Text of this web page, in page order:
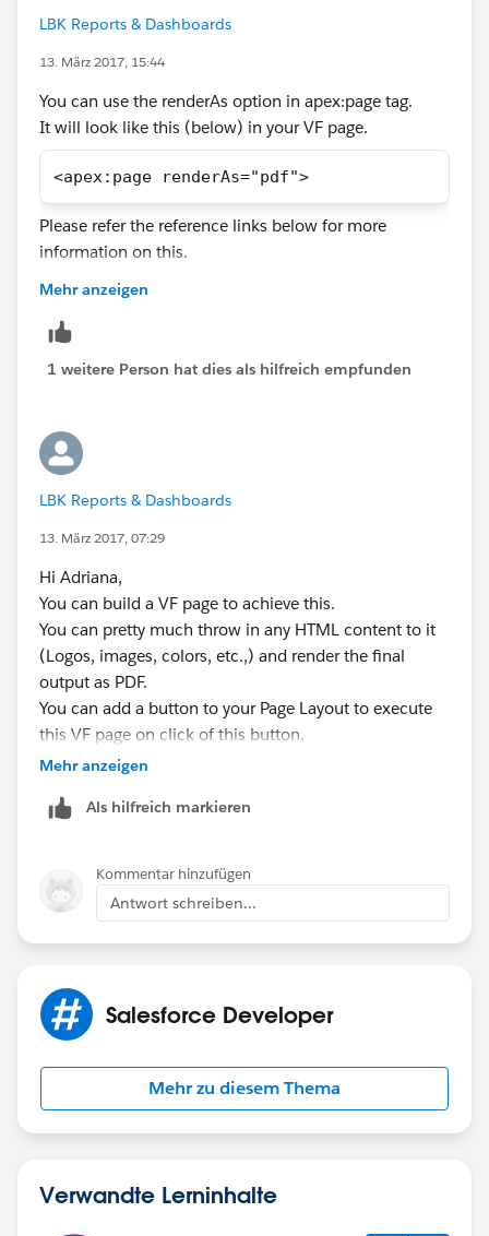
LBK Reports & Dashboards
13. März 2017, 15:44
You can use the renderAs option in apex:page tag.
It will look like this (below) in your VF page.
<apex:page renderAs="pdf">
Please refer the reference links below for more
information on this.
id=000004706&type=1
https://developer.salesforce.com/docs/atlas.en-
Mehr anzeigen
1 weitere Person hat dies als hilfreich empfunden
LBK Reports & Dashboards
13. März 2017, 07:29
Hi Adriana,
You can build a VF page to achieve this.
You can pretty much throw in any HTML content to it
(Logos, images, colors, etc.,) and render the final
output as PDF.
You can add a button to your Page Layout to execute
this VF page on click of this button.
Let me know if you need any more information.
Mehr anzeigen
Als hilfreich markieren
Kommentar hinzufügen
Antwort schreiben...
Salesforce Developer
Mehr zu diesem Thema
Verwandte Lerninhalte